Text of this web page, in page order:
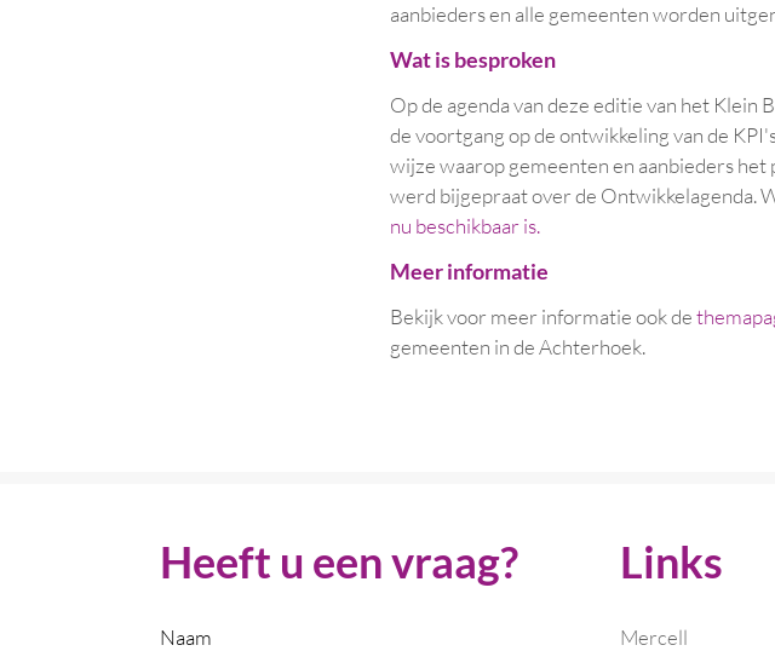
aanbieders en alle gemeenten worden
Wat is besproken
Op de agenda van deze editie van het
de voortgang op de ontwikkeling van de
wijze waarop gemeenten en aanbieders
werd bijgepraat over de Ontwikkelagenda.
nu beschikbaar is.
Meer informatie
Bekijk voor meer informatie ook de
gemeenten in de Achterhoek.
Heeft u een vraag?
Naam
Links
Mercell